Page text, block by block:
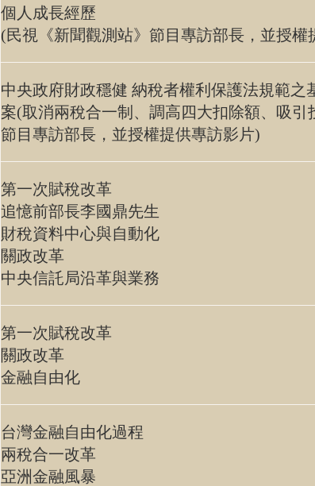
個人成長經歷
(民視《新聞觀測站》節目專訪部長，並授權
中央政府財政穩健 納稅者權利保護法規範之
案(取消兩稅合一制、調高四大扣除額、吸引
節目專訪部長，並授權提供專訪影片)
第一次賦稅改革
追憶前部長李國鼎先生
財稅資料中心與自動化
關政改革
中央信託局沿革與業務
第一次賦稅改革
關政改革
金融自由化
台灣金融自由化過程
兩稅合一改革
亞洲金融風暴